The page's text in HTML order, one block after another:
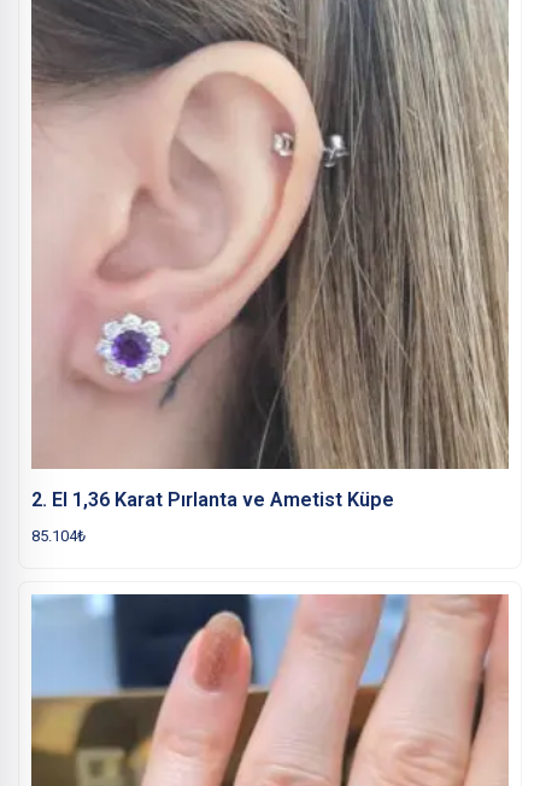
2. El 1,36 Karat Pırlanta ve Ametist Küpe
85.104₺